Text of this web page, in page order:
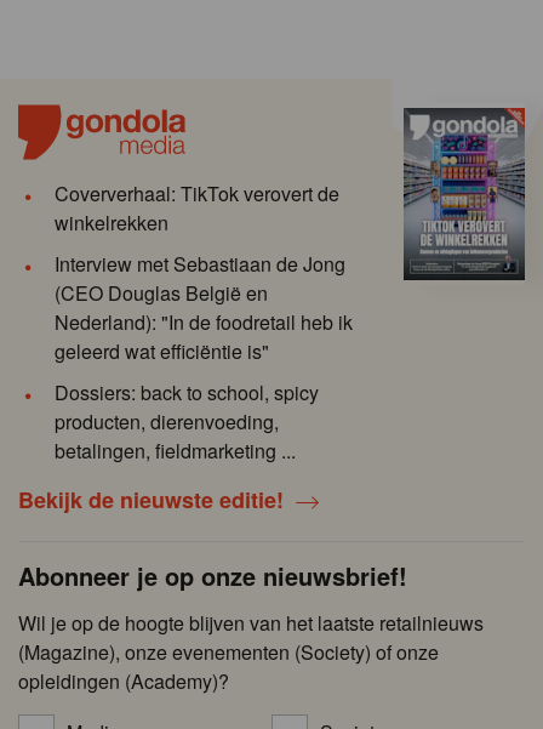
Coververhaal: TikTok verovert de
winkelrekken
Interview met Sebastiaan de Jong
(CEO Douglas België en
Nederland): "In de foodretail heb ik
geleerd wat efficiëntie is"
Dossiers: back to school, spicy
producten, dierenvoeding,
betalingen, fieldmarketing ...
Bekijk de nieuwste editie!
Abonneer je op onze nieuwsbrief!
Wil je op de hoogte blijven van het laatste retailnieuws
(Magazine), onze evenementen (Society) of onze
opleidingen (Academy)?